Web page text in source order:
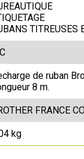
TITREUSES
de ruban
8 m.
FRANCE
kg